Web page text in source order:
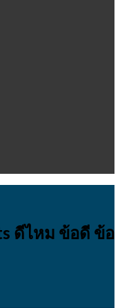
ดีไหม ข้อดี ข้อ